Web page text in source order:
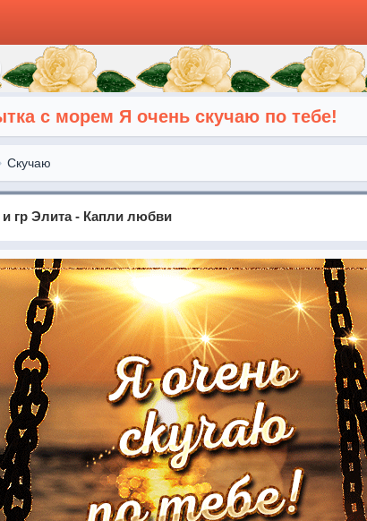
с морем Я очень скучаю по тебе!
Скучаю
гр Элита - Капли любви